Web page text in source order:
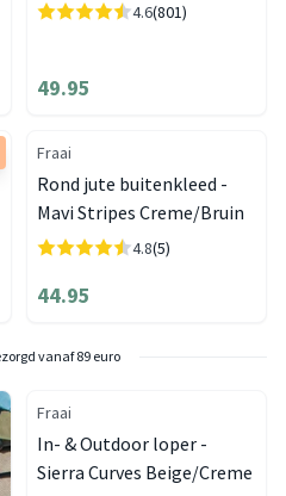
4.6(801)
49.95
Fraai
Rond jute buitenkleed -
Mavi Stripes Creme/Bruin
4.8(5)
44.95
Fraai
In- & Outdoor loper -
Sierra Curves Beige/Creme